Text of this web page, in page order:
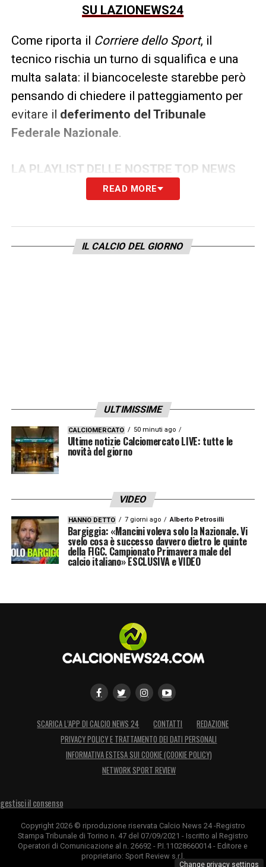
SU LAZIONEWS24
Come riporta il Corriere dello Sport, il
tecnico rischia un turno di squalifica e una
multa salata: il biancoceleste starebbe però
pensando di chiedere il patteggiamento per
evitare il deferimento del Tribunale
Federale Nazionale.
LA PLAYLIST DELLE NOSTRE TOP NEWS
READ MORE
IL CALCIO DEL GIORNO
ULTIMISSIME
CALCIOMERCATO 50 minuti ago
Ultime notizie Calciomercato LIVE: tutte le
novità del giorno
VIDEO
HANNO DETTO 7 giorni ago Alberto Petrosilli
Bargiggia: «Mancini voleva solo la Nazionale. Vi
svelo cosa è successo davvero dietro le quinte
della FIGC. Campionato Primavera male del
calcio italiano» ESCLUSIVA e VIDEO
SCARICA L’APP DI CALCIO NEWS 24 CONTATTI
REDAZIONE
PRIVACY POLICY E TRATTAMENTO DEI DATI PERSONALI
INFORMATIVA ESTESA SUI COOKIE (COOKIE POLICY)
NETWORK SPORT REVIEW
gestisci il consenso
Copyright 2026 © riproduzione riservata Calcio News 24 -Registro
Stampa Tribunale di Torino n. 47 del 07/09/2021 - Iscritto al Registro
Operatori di Comunicazione al n. 26692 - P.I.11028660014 - Editore e
proprietario: Sport Review s.r.l.
Change privacy settings